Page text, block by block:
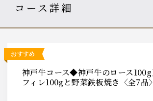
コース詳細
おすすめ
神戸牛コース◆神戸牛のロース100g又は神戸牛
フィレ100gと野菜鉄板焼き〈全7品〉